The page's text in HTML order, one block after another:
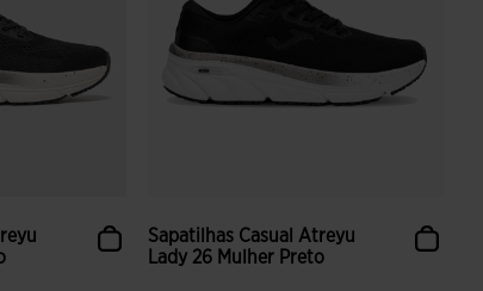
Sapatilhas Casual Atreyu
Lady 26 Mulher Preto